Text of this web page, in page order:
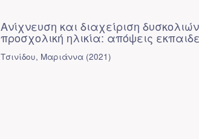
Ανίχνευση και διαχείριση
προσχολική ηλικία: απόψεις
Τσινίδου, Μαριάννα (2021)